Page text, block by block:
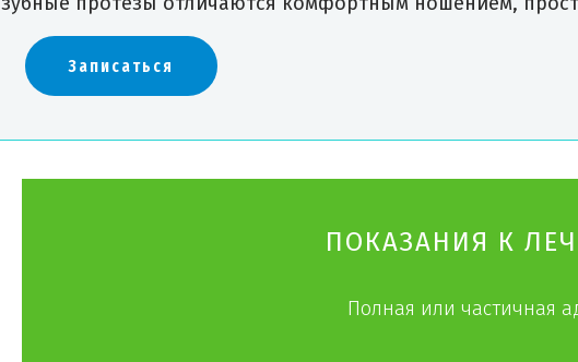
Записаться
ПОКАЗАНИЯ К
Полная или частичная